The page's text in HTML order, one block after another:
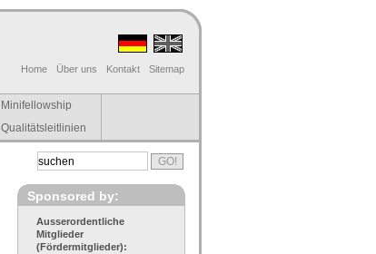
Home Über uns Kontakt Sitemap
Minifellowship
Qualitätsleitlinien
Sponsored by:
Ausserordentliche
Mitglieder
(Fördermitglieder):